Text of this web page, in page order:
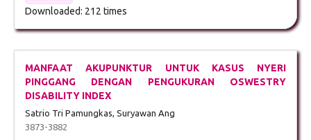
Downloaded: 212 times
MANFAAT AKUPUNKTUR UNTUK KASUS NYERI
PINGGANG DENGAN PENGUKURAN OSWESTRY
DISABILITY INDEX
Satrio Tri Pamungkas, Suryawan Ang
3873-3882